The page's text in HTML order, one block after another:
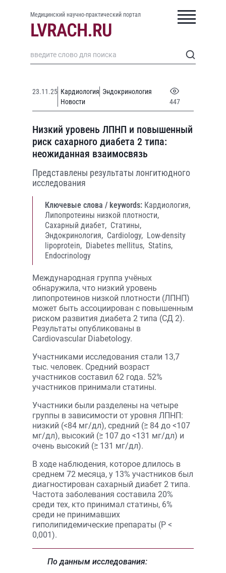
Медицинский научно-практический портал
23.11.25 Кардиология Эндокринология
Новости
447
Низкий уровень ЛПНП и повышенный
риск сахарного диабета 2 типа:
неожиданная взаимосвязь
Представлены результаты лонгитюдного
исследования
Ключевые слова / keywords: Кардиология,
Липопротеины низкой плотности,
Сахарный диабет, Статины,
Эндокринология, Cardiology, Low-density
lipoprotein, Diabetes mellitus, Statins,
Endocrinology
Международная группа учёных
обнаружила, что низкий уровень
липопротеинов низкой плотности (ЛПНП)
может быть ассоциирован с повышенным
риском развития диабета 2 типа (СД 2).
Результаты опубликованы в
Cardiovascular Diabetology.
Участниками исследования стали 13,7
тыс. человек. Средний возраст
участников составил 62 года. 52%
участников принимали статины.
Участники были разделены на четыре
группы в зависимости от уровня ЛПНП:
низкий (<84 мг/дл), средний (≥ 84 до <107
мг/дл), высокий (≥ 107 до <131 мг/дл) и
очень высокий (≥ 131 мг/дл).
В ходе наблюдения, которое длилось в
среднем 72 месяца, у 13% участников был
диагностирован сахарный диабет 2 типа.
Частота заболевания составила 20%
среди тех, кто принимал статины, 6%
среди не принимавших
гиполипидемические препараты (P <
0,001).
По данным исследования: